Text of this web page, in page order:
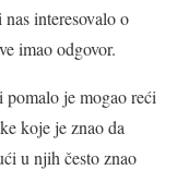
interesovalo o
imao odgovor.
pomalo je mogao reći
koje je znao da
u njih često znao